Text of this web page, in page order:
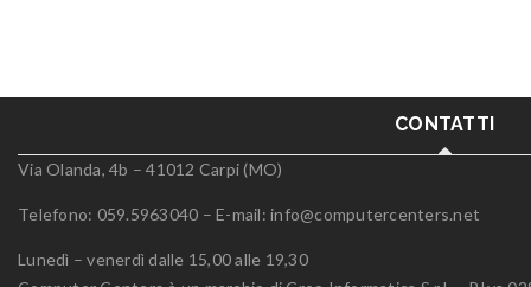
CONTATTI
Via Olanda, 4b – 41012 Carpi (MO)
Telefono: 059.5963040 – E-mail: info@computercenters.net
Lunedì – venerdì dalle 15,00 alle 19,30